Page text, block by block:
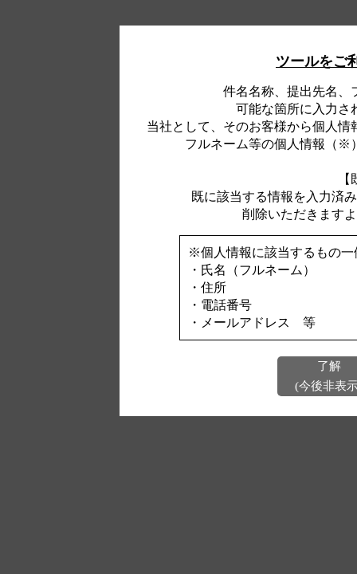
ツールをご
件名名称、提出先名、
可能な箇所に入力さ
当社として、そのお客様から個人
フルネーム等の個人情報（※
既に該当する情報を入力済
削除いただきます
※個人情報に該当するもの一
・氏名（フルネーム）
・住所
・電話番号
・メールアドレス 等
了解
(今後非表